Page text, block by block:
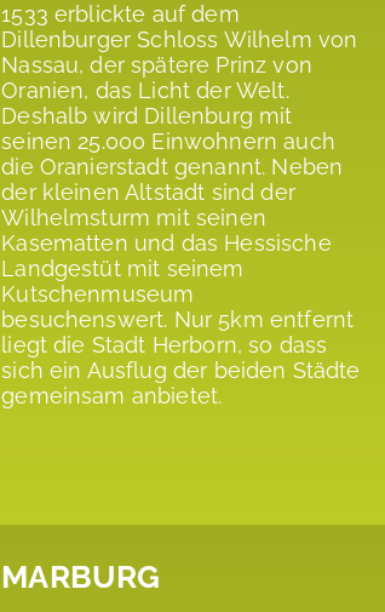
1533 erblickte auf dem
Dillenburger Schloss Wilhelm von
Nassau, der spätere Prinz von
Oranien, das Licht der Welt.
Deshalb wird Dillenburg mit
seinen 25.000 Einwohnern auch
die Oranierstadt genannt. Neben
der kleinen Altstadt sind der
Wilhelmsturm mit seinen
Kasematten und das Hessische
Landgestüt mit seinem
Kutschenmuseum
besuchenswert. Nur 5km entfernt
liegt die Stadt Herborn, so dass
sich ein Ausflug der beiden Städte
gemeinsam anbietet.
MARBURG